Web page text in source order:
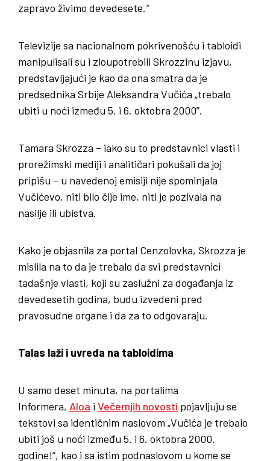
zapravo živimo devedesete.“
Televizije sa nacionalnom pokrivenošću i tabloidi
manipulisali su i zloupotrebili Skrozzinu izjavu,
predstavljajući je kao da ona smatra da je
predsednika Srbije Aleksandra Vučića „trebalo
ubiti u noći između 5. i 6. oktobra 2000”.
Tamara Skrozza – iako su to predstavnici vlasti i
prorežimski mediji i analitičari pokušali da joj
pripišu – u navedenoj emisiji nije spominjala
Vučićevo, niti bilo čije ime, niti je pozivala na
nasilje ili ubistva.
Kako je objasnila za portal Cenzolovka, Skrozza je
mislila na to da je trebalo da svi predstavnici
tadašnje vlasti, koji su zaslužni za događanja iz
devedesetih godina, budu izvedeni pred
pravosudne organe i da za to odgovaraju.
Talas laži i uvreda na tabloidima
U samo deset minuta, na portalima
Informera, Aloa i Večernjih novosti pojavljuju se
tekstovi sa identičnim naslovom „Vučića je trebalo
ubiti još u noći između 5. i 6. oktobra 2000.
godine!“, kao i sa istim podnaslovom u kome se